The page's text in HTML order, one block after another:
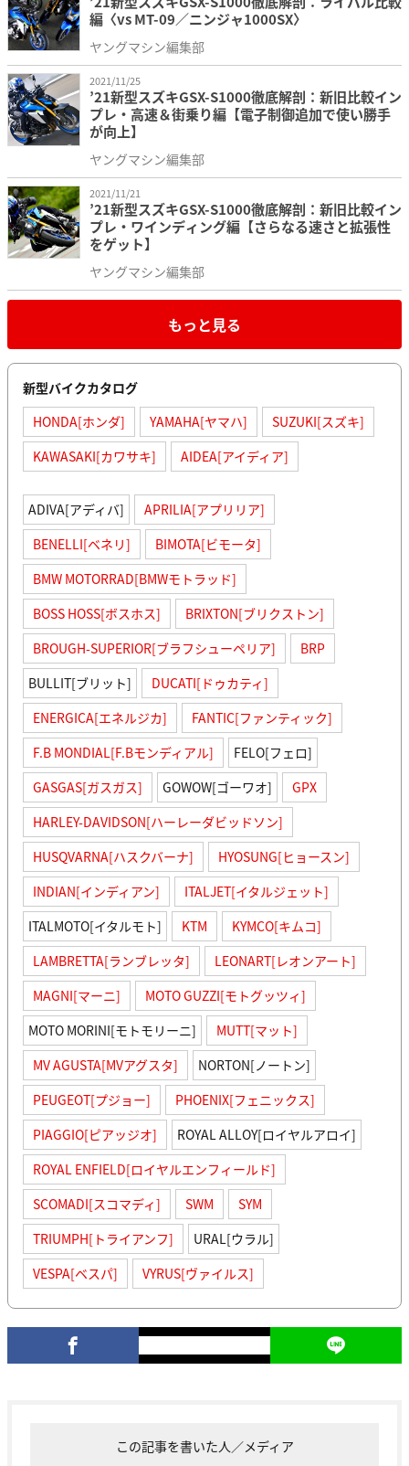
編〈vs MT-09／ニンジャ1000SX〉
ヤングマシン編集部
2021/11/25
’21新型スズキGSX-S1000徹底解剖：新旧比較イン
プレ・高速＆街乗り編【電子制御追加で使い勝手
が向上】
ヤングマシン編集部
2021/11/21
’21新型スズキGSX-S1000徹底解剖：新旧比較イン
プレ・ワインディング編【さらなる速さと拡張性
をゲット】
ヤングマシン編集部
もっと見る
新型バイクカタログ
HONDA[ホンダ]
YAMAHA[ヤマハ]
SUZUKI[スズキ]
KAWASAKI[カワサキ]
AIDEA[アイディア]
ADIVA[アディバ]
APRILIA[アプリリア]
BENELLI[ベネリ]
BIMOTA[ビモータ]
BMW MOTORRAD[BMWモトラッド]
BOSS HOSS[ボスホス]
BRIXTON[ブリクストン]
BROUGH-SUPERIOR[ブラフシューペリア]
BRP
BULLIT[ブリット]
DUCATI[ドゥカティ]
ENERGICA[エネルジカ]
FANTIC[ファンティック]
F.B MONDIAL[F.Bモンディアル]
FELO[フェロ]
GASGAS[ガスガス]
GOWOW[ゴーワオ]
GPX
HARLEY-DAVIDSON[ハーレーダビッドソン]
HUSQVARNA[ハスクバーナ]
HYOSUNG[ヒョースン]
INDIAN[インディアン]
ITALJET[イタルジェット]
ITALMOTO[イタルモト]
KTM
KYMCO[キムコ]
LAMBRETTA[ランブレッタ]
LEONART[レオンアート]
MAGNI[マーニ]
MOTO GUZZI[モトグッツィ]
MOTO MORINI[モトモリーニ]
MUTT[マット]
MV AGUSTA[MVアグスタ]
NORTON[ノートン]
PEUGEOT[プジョー]
PHOENIX[フェニックス]
PIAGGIO[ピアッジオ]
ROYAL ALLOY[ロイヤルアロイ]
ROYAL ENFIELD[ロイヤルエンフィールド]
SCOMADI[スコマディ]
SWM
SYM
TRIUMPH[トライアンフ]
URAL[ウラル]
VESPA[ベスパ]
VYRUS[ヴァイルス]
この記事を書いた人／メディア